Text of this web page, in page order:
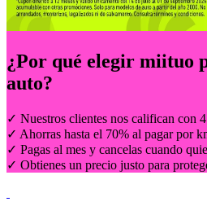
¿Por qué elegir miituo
auto?
✓ Nuestros clientes nos califican con
✓ Ahorras hasta el 70% al pagar por
✓ Pagas al mes y cancelas cuando
✓ Obtienes un precio justo para